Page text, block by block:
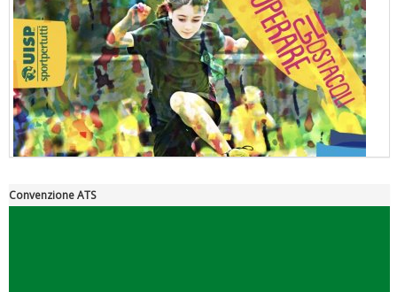
"Superare gli ostacoli": la relazione di Tiziano Pesce al CN Uisp
Convenzione ATS